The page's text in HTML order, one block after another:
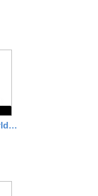
Arduino and the Second World War